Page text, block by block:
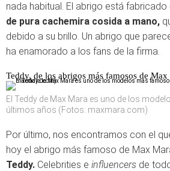
nada habitual. El abrigo está fabricado
de pura cachemira cosida a mano,
debido a su brillo. Un abrigo que
ha enamorado a los fans de la firma.
Teddy, de los abrigos más famosos de Max
El Teddy de Max Mara es uno de los
últimos años (Fotos: maxmara.com)
Por último, nos encontramos con el
hoy el abrigo más famoso de Max
Teddy. Celebrities e influencers de